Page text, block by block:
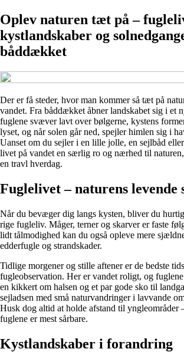
Oplev naturen tæt på –
kystlandskaber og
båddækket
Der er få steder, hvor man kommer så tæt på
vandet. Fra båddækket åbner landskabet sig i et
fuglene svæver lavt over bølgerne, kystens
lyset, og når solen går ned, spejler himlen sig i
Uanset om du sejler i en lille jolle, en sejlbåd
livet på vandet en særlig ro og nærhed til
en travl hverdag.
Fuglelivet – naturens levende
Når du bevæger dig langs kysten, bliver du
rige fugleliv. Måger, terner og skarver er faste
lidt tålmodighed kan du også opleve mere
edderfugle og strandskader.
Tidlige morgener og stille aftener er de bedste
fugleobservation. Her er vandet roligt, og
en kikkert om halsen og et par gode sko til
sejladsen med små naturvandringer i lavvande
Husk dog altid at holde afstand til yngleområder
fuglene er mest sårbare.
Kystlandskaber i forandring